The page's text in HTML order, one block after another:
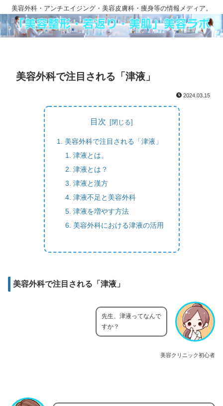
美容外科・アンチエイジング・美容皮膚科・痩身等の情報メディア。
美容外科で注目される「津液」
2024.03.15
目次
美容外科で注目される「津液」
津液とは。
津液とは？
津液と漢方
津液不足と美容外科
津液を増やす方法
美容外科における津液の活用
美容外科で注目される「津液」
美容クリニック初心者
先生、津液ってなんで
すか？